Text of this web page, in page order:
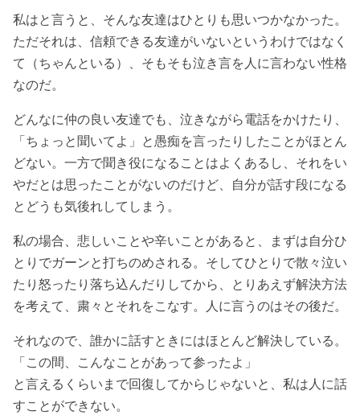
私はと言うと、そんな友達はひとりも思いつかなかった。
ただそれは、信頼できる友達がいないというわけではなく
て（ちゃんといる）、そもそも泣き言を人に言わない性格
なのだ。
どんなに仲の良い友達でも、泣きながら電話をかけたり、
「ちょっと聞いてよ」と愚痴を言ったりしたことがほとん
どない。一方で聞き役になることはよくあるし、それをい
やだとは思ったことがないのだけど、自分が話す段になる
とどうも気後れしてしまう。
私の場合、悲しいことや辛いことがあると、まずは自分ひ
とりでガーンと打ちのめされる。そしてひとりで散々泣い
たり怒ったり落ち込んだりしてから、とりあえず解決方法
を考えて、粛々とそれをこなす。人に言うのはその後だ。
それなので、誰かに話すときにはほとんど解決している。
「この間、こんなことがあって参ったよ」
と言えるくらいまで回復してからじゃないと、私は人に話
すことができない。